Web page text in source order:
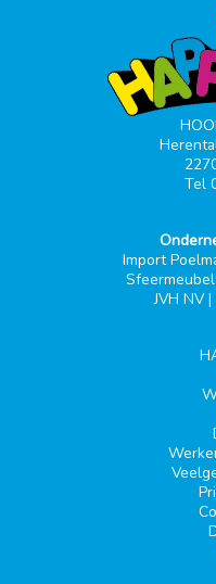
Tel
Import
JVH NV